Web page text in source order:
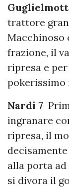
trattore
Macchinoso
frazione, il
ripresa e
pokerissimo
Nardi 7
ingranare
ripresa, il
alla porta
si divora il